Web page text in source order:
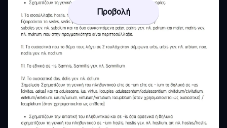
Προβολή